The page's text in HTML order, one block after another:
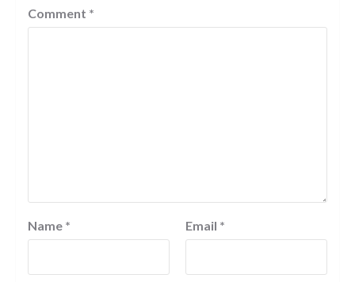
Comment *
Name * Email *